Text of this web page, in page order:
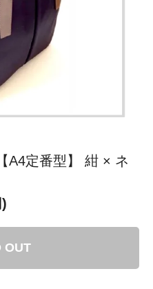
A4定番型】 紺 × ネ
OUT